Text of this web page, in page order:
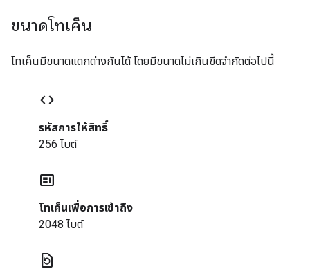
ขนาดโทเค็น
โทเค็นมีขนาดแตกต่างกันได้ โดยมีขนาดไม่เกินขีดจำกัดต่อไปนี้
code
รหัสการให้สิทธิ์
256 ไบต์
contextual_token
โทเค็นเพื่อการเข้าถึง
2048 ไบต์
restore_page